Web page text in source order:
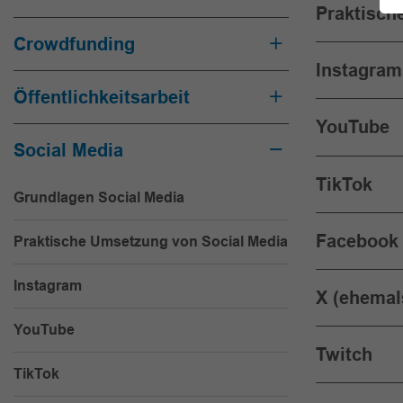
Crowdfunding
Öffentlichkeitsarbeit
Social Media
Grundlagen Social Media
Praktische Umsetzung von Social Media
Instagram
YouTube
TikTok
Instagram
YouTube
TikTok
Facebook
X
Twitch